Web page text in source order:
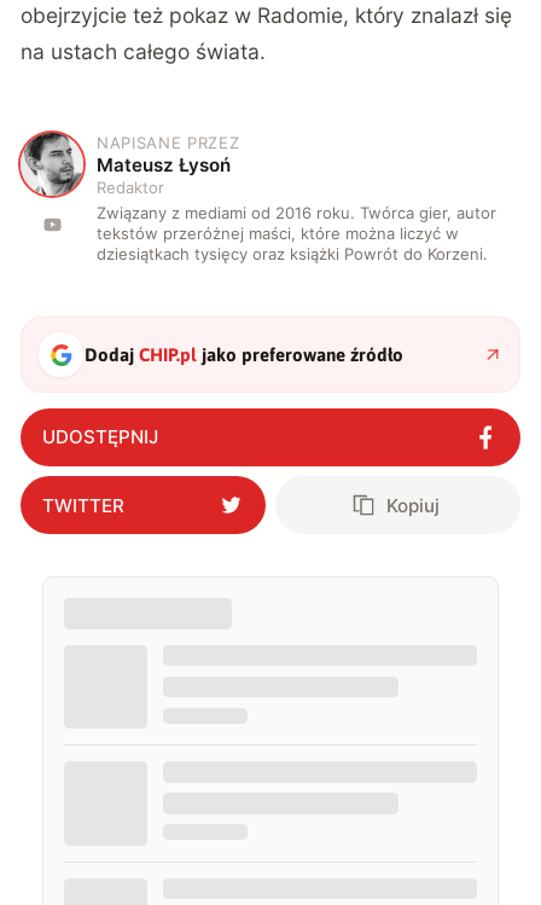
obejrzyjcie też pokaz w Radomie, który znalazł się
na ustach całego świata.
M
NAPISANE PRZEZ
Mateusz Łysoń
Redaktor
Związany z mediami od 2016 roku. Twórca gier, autor
tekstów przeróżnej maści, które można liczyć w
dziesiątkach tysięcy oraz książki Powrót do Korzeni.
DodajCHIP.pl jako preferowane źródło
UDOSTĘPNIJ
TWITTER Kopiuj